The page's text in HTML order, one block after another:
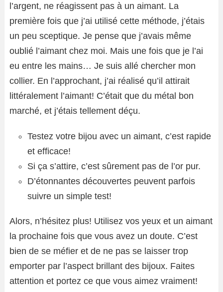
l’argent, ne réagissent pas à un aimant. La
première fois que j’ai utilisé cette méthode, j’étais
un peu sceptique. Je pense que j’avais même
oublié l’aimant chez moi. Mais une fois que je l’ai
eu entre les mains… Je suis allé chercher mon
collier. En l’approchant, j’ai réalisé qu’il attirait
littéralement l’aimant! C’était que du métal bon
marché, et j’étais tellement déçu.
Testez votre bijou avec un aimant, c’est rapide
et efficace!
Si ça s’attire, c’est sûrement pas de l’or pur.
D’étonnantes découvertes peuvent parfois
suivre un simple test!
Alors, n’hésitez plus! Utilisez vos yeux et un aimant
la prochaine fois que vous avez un doute. C’est
bien de se méfier et de ne pas se laisser trop
emporter par l’aspect brillant des bijoux. Faites
attention et portez ce que vous aimez vraiment!